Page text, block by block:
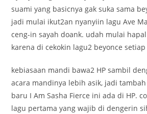
suami yang basicnya gak suka sama
jadi mulai ikut2an nyanyiin lagu Ave
ceng-in sayah doank. udah mulai
karena di cekokin lagu2 beyonce
kebiasaan mandi bawa2 HP sambil
acara mandinya lebih asik, jadi
baru I Am Sasha Fierce ini ada di HP.
lagu pertama yang wajib di dengerin